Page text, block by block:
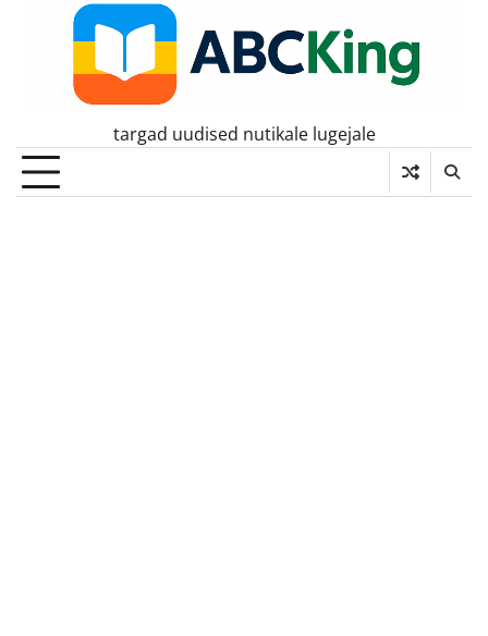
targad uudised nutikale lugejale